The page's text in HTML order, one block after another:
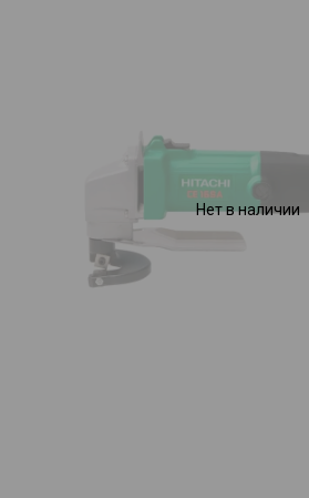
Нет в наличии